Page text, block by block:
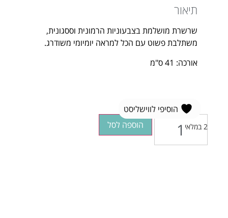
תיאור
שרשרת מושלמת בצבעוניות הרמונית וססגונית,
משתלבת פשוט עם הכל למראה יומיומי משודרג.
אורכה: 41 ס"מ
2 במלאי הוספה לסל
הוסיפי לווישליסט